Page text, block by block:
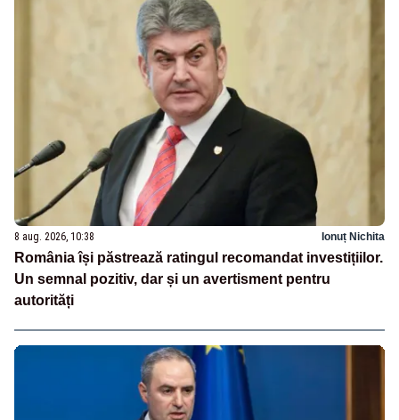
8 aug. 2026, 10:38 Ionuț Nichita
România își păstrează ratingul recomandat investițiilor.
Un semnal pozitiv, dar și un avertisment pentru
autorități